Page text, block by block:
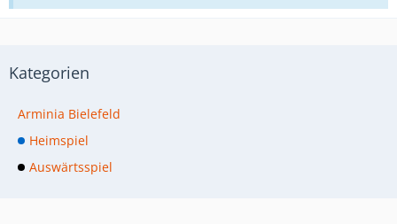
Kategorien
Arminia Bielefeld
Heimspiel
Auswärtsspiel